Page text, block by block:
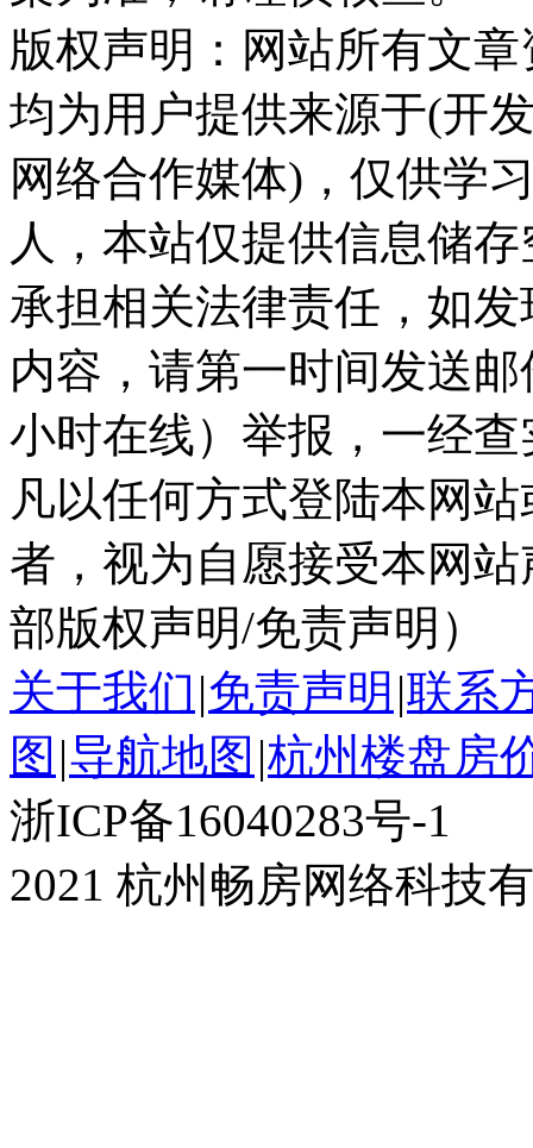
版权声明：网站所有文
均为用户提供来源于(开
网络合作媒体)，仅供学
人，本站仅提供信息储
承担相关法律责任，如
内容，请第一时间发送邮
小时在线）举报，一经
凡以任何方式登陆本网
者，视为自愿接受本网
部版权声明/免责声明）
关于我们 |免责声明 |联系
图 |导航地图 |杭州楼盘房
浙ICP备16040283号-1
2021 杭州畅房网络科技